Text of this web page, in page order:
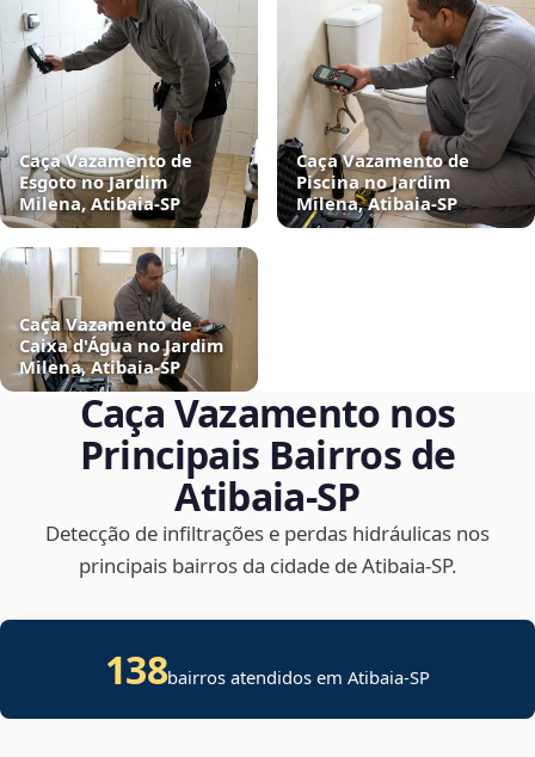
Caça Vazamento de
Esgoto no Jardim
Milena, Atibaia‑SP
Caça Vazamento de
Piscina no Jardim
Milena, Atibaia‑SP
Caça Vazamento de
Caixa d'Água no Jardim
Milena, Atibaia‑SP
Caça Vazamento nos
Principais Bairros de
Atibaia‑SP
Detecção de infiltrações e perdas hidráulicas nos
principais bairros da cidade de Atibaia‑SP.
138bairros atendidos em Atibaia-SP